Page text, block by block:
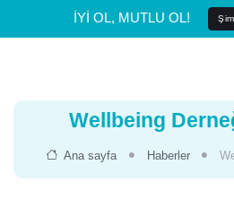
İYİ OL, MUTLU OL!
Wellbeing
Ana sayfa Haberler